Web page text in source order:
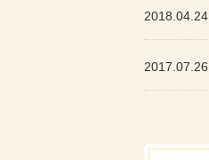
2018.04.24
2017.07.26